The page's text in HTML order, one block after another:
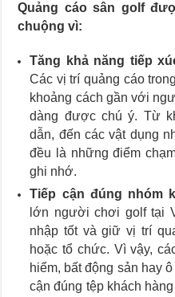
Quảng cáo sân golf
chuộng vì:
Tăng khả năng tiếp
Các vị trí quảng cáo
khoảng cách gần với
dàng được chú ý. Từ
dẫn, đến các vật dụng
đều là những điểm
ghi nhớ.
Tiếp cận đúng nhóm
lớn người chơi golf tại
nhập tốt và giữ vị trí
hoặc tổ chức. Vì vậy,
hiểm, bất động sản hay
cận đúng tệp khách